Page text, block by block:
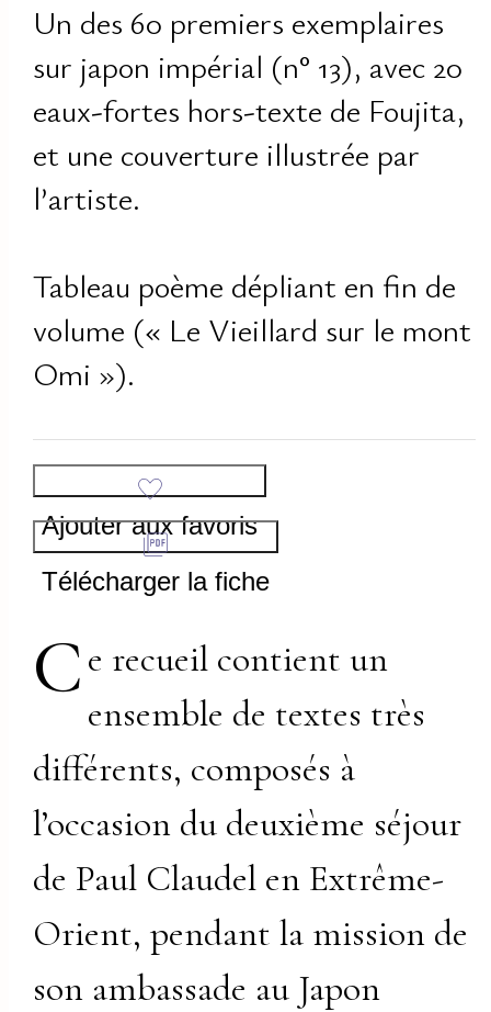
Un des 60 premiers exemplaires
sur japon impérial (n° 13), avec 20
eaux-fortes hors-texte de Foujita,
et une couverture illustrée par
l’artiste.
Tableau poème dépliant en fin de
volume (« Le Vieillard sur le mont
Omi »).
Ajouter aux favoris
Télécharger la fiche
Ce recueil contient un
ensemble de textes très
différents, composés à
l’occasion du deuxième séjour
de Paul Claudel en Extrême-
Orient, pendant la mission de
son ambassade au Japon